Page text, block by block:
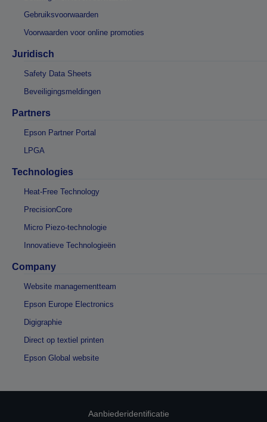
Gebruiksvoorwaarden
Voorwaarden voor online promoties
Juridisch
Safety Data Sheets
Beveiligingsmeldingen
Partners
Epson Partner Portal
LPGA
Technologies
Heat-Free Technology
PrecisionCore
Micro Piezo-technologie
Innovatieve Technologieën
Company
Website managementteam
Epson Europe Electronics
Digigraphie
Direct op textiel printen
Epson Global website
Aanbiederidentificatie